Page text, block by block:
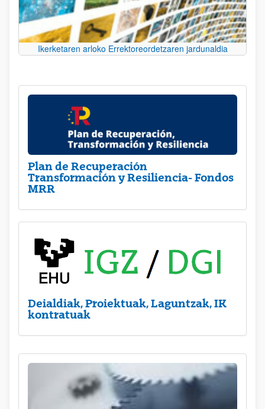
Ikerketaren arloko Errektoreordetzaren jardunaldia
Plan de Recuperación
Transformación y Resiliencia- Fondos
MRR
Deialdiak, Proiektuak, Laguntzak, IK
kontratuak